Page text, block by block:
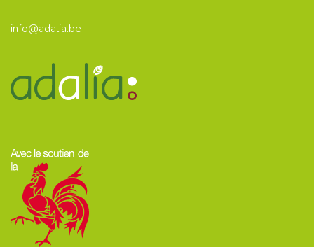
info@adalia.be